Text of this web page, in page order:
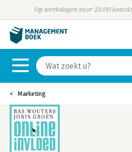
Op werkdagen voor 23:00
Marketing